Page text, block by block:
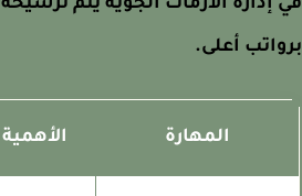
إدارة الأزمات الجوية يتم ترشيحه
أعلى.
المهارة الأهمية